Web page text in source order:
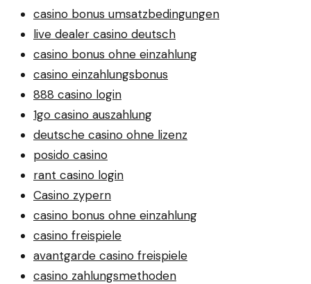
casino bonus umsatzbedingungen
live dealer casino deutsch
casino bonus ohne einzahlung
casino einzahlungsbonus
888 casino login
1go casino auszahlung
deutsche casino ohne lizenz
posido casino
rant casino login
Casino zypern
casino bonus ohne einzahlung
casino freispiele
avantgarde casino freispiele
casino zahlungsmethoden